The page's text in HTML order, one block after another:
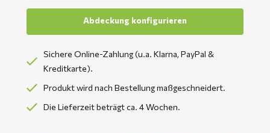
Sichere Online-Zahlung (u.a. Klarna, PayPal &
Kreditkarte).
Produkt wird nach Bestellung maßgeschneidert.
Die Lieferzeit beträgt ca. 4 Wochen.